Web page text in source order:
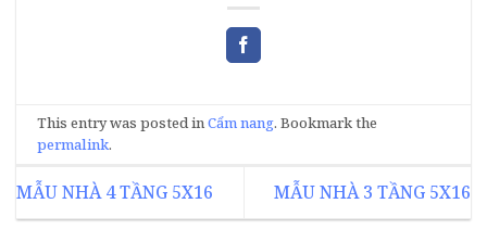
This entry was posted inCẩm nang. Bookmark the
permalink.
MẪU NHÀ 4 TẦNG 5X16 MẪU NHÀ 3 TẦNG 5X16